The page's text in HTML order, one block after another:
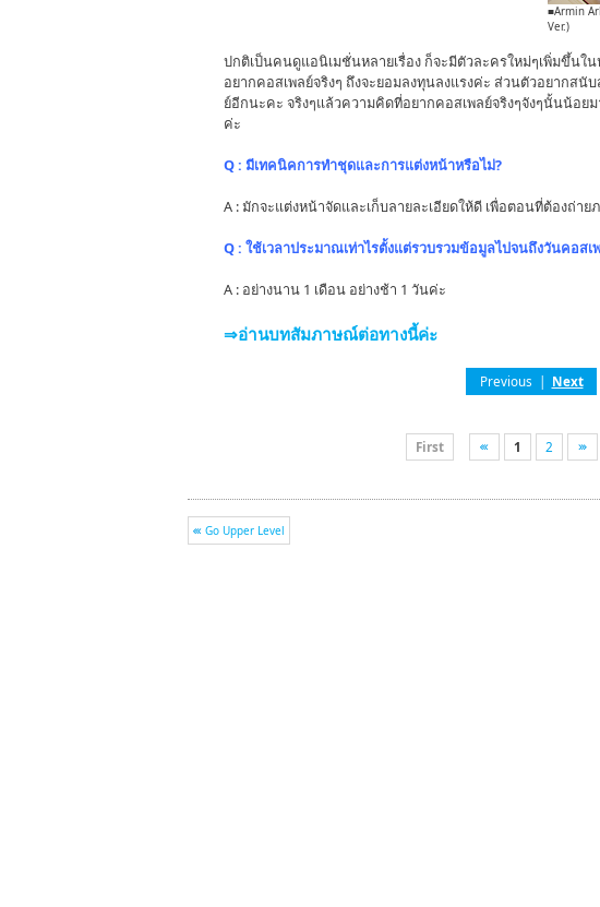
■Armin
Ver.)
ปกติเป็นคนดูแอนิเมชั่นหลายเรื่อง ก็จะมีตัวละครใหม่ๆเพิ่มขึ้นใ
อยากคอสเพลย์จริงๆ ถึงจะยอมลงทุนลงแรงค่ะ ส่วนตัวอยากสนั
ย์อีกนะคะ จริงๆแล้วความคิดที่อยากคอสเพลย์จริงๆจังๆนั้นน้อย
ค่ะ
Q : มีเทคนิคการทำชุดและการแต่งหน้าหรือไม่?
A : มักจะแต่งหน้าจัดและเก็บลายละเอียดให้ดี เพื่อตอนที่ต้องถ่า
Q : ใช้เวลาประมาณเท่าไรตั้งแต่รวบรวมข้อมูลไปจนถึงวันคอสเ
A : อย่างนาน 1 เดือน อย่างช้า 1 วันค่ะ
⇒อ่านบทสัมภาษณ์ต่อทางนี้ค่ะ
Previous | Next
First 1 2
Go Upper Level